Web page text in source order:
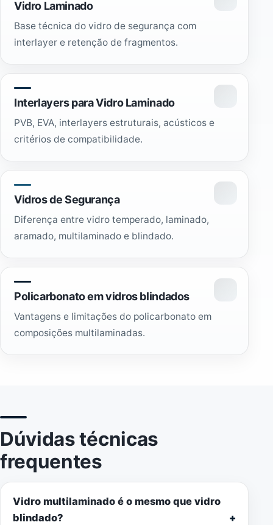
Vidro Laminado
Base técnica do vidro de segurança com
interlayer e retenção de fragmentos.
Interlayers para Vidro Laminado
PVB, EVA, interlayers estruturais, acústicos e
critérios de compatibilidade.
Vidros de Segurança
Diferença entre vidro temperado, laminado,
aramado, multilaminado e blindado.
Policarbonato em vidros blindados
Vantagens e limitações do policarbonato em
composições multilaminadas.
Dúvidas técnicas
frequentes
Vidro multilaminado é o mesmo que vidro
blindado?